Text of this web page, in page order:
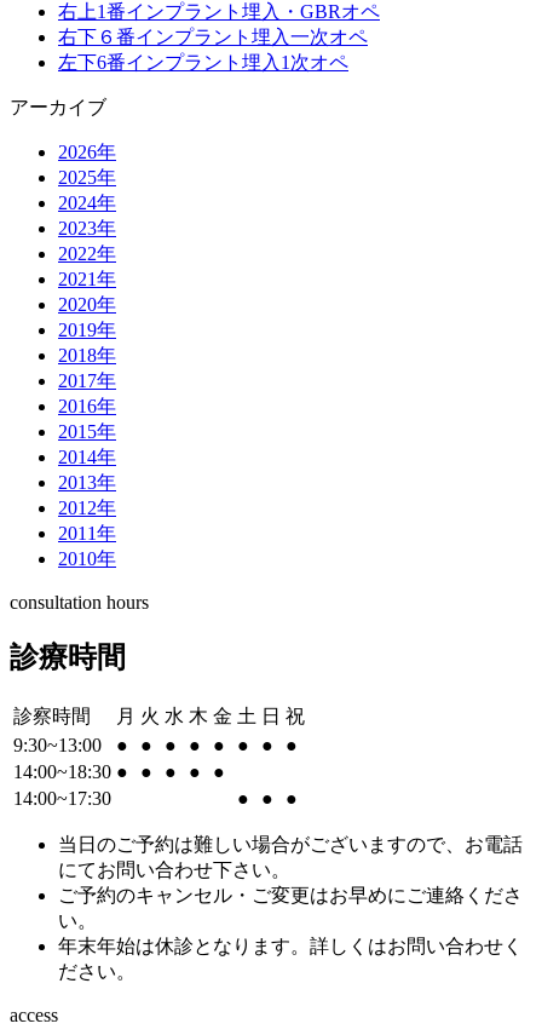
右上1番インプラント埋入・GBRオペ
右下６番インプラント埋入一次オペ
左下6番インプラント埋入1次オペ
アーカイブ
2026年
2025年
2024年
2023年
2022年
2021年
2020年
2019年
2018年
2017年
2016年
2015年
2014年
2013年
2012年
2011年
2010年
consultation hours
診療時間
診察時間 月 火 水 木 金 土 日 祝
9:30~13:00
● ● ● ● ● ● ●
●
14:00~18:30 ● ● ● ●
●
14:00~17:30
● ● ●
当日のご予約は難しい場合がございますので、お電話
にてお問い合わせ下さい。
ご予約のキャンセル・ご変更はお早めにご連絡くださ
い。
年末年始は休診となります。詳しくはお問い合わせく
ださい。
access